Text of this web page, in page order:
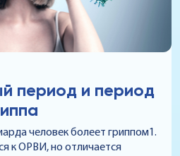
период и период
человек болеет гриппом1.
к ОРВИ, но отличается